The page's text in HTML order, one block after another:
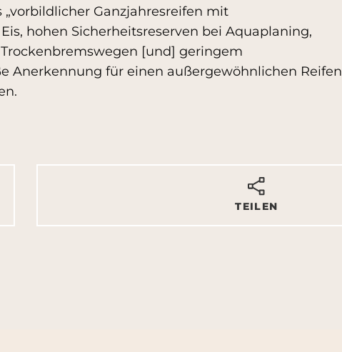
Ganzjahresreifen mit
hohen Sicherheitsreserven bei Aquaplaning,
[und] geringem
Anerkennung für einen außergewöhnlichen Reifen
TEILEN